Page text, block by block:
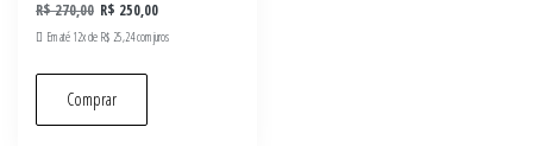
R$270,00 R$ 250,00
Em até 12x de R$25,24com juros
Comprar